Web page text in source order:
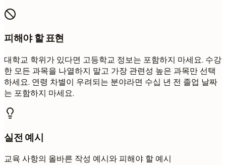
피해야 할 표현
대학교 학위가 있다면 고등학교 정보는 포함하지 마세요. 수강
한 모든 과목을 나열하지 말고 가장 관련성 높은 과목만 선택
하세요. 연령 차별이 우려되는 분야라면 수십 년 전 졸업 날짜
는 포함하지 마세요.
실전 예시
교육 사항의 올바른 작성 예시와 피해야 할 예시